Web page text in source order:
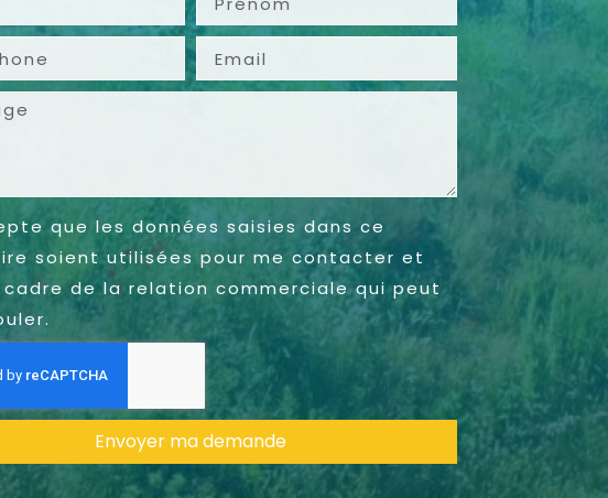
que les données saisies dans ce
soient utilisées pour me contacter et
cadre de la relation commerciale qui peut
Envoyer ma demande